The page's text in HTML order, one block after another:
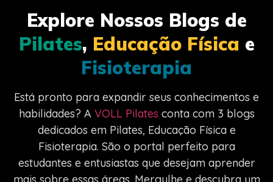
Explore Nossos Blogs de
Pilates, Educação Física e
Fisioterapia
Está pronto para expandir seus conhecimentos e
habilidades? A VOLL Pilates conta com 3 blogs
dedicados em Pilates, Educação Física e
Fisioterapia. São o portal perfeito para
estudantes e entusiastas que desejam aprender
mais sobre essas áreas. Mergulhe e descubra um